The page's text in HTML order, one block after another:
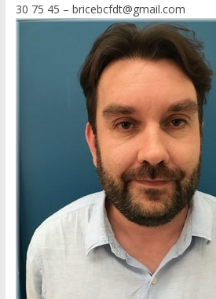
30 75 45 – bricebcfdt@gmail.com